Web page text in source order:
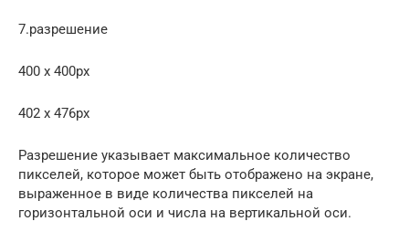
7.разрешение
400 x 400px
402 x 476px
Разрешение указывает максимальное количество
пикселей, которое может быть отображено на экране,
выраженное в виде количества пикселей на
горизонтальной оси и числа на вертикальной оси.